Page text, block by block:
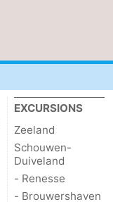
EXCURSIONS
Zeeland
Schouwen-
Duiveland
- Renesse
- Brouwershaven